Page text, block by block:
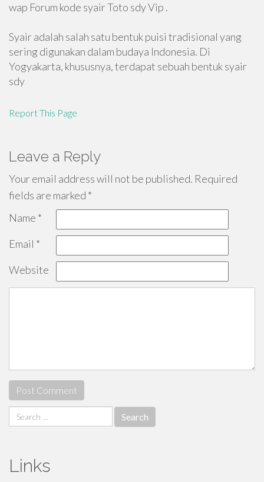
wap Forum kode syair Toto sdy Vip .
Syair adalah salah satu bentuk puisi tradisional yang
sering digunakan dalam budaya Indonesia. Di
Yogyakarta, khususnya, terdapat sebuah bentuk syair
sdy
Report This Page
Leave a Reply
Your email address will not be published. Required
fields are marked *
Name *
Email *
Website
Search
for:
Links